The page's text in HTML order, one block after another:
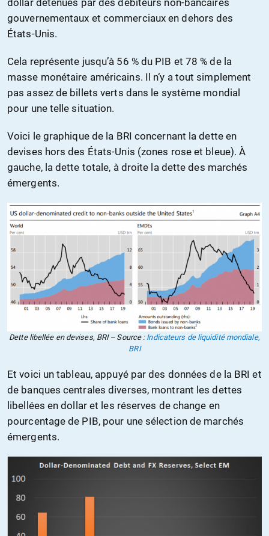
dollar détenues par des débiteurs non-bancaires
gouvernementaux et commerciaux en dehors des
États-Unis.
Cela représente jusqu’à 56 % du PIB et 78 % de la
masse monétaire américains. Il n‘y a tout simplement
pas assez de billets verts dans le système mondial
pour une telle situation.
Voici le graphique de la BRI concernant la dette en
devises hors des États-Unis (zones rose et bleue). À
gauche, la dette totale, à droite la dette des marchés
émergents.
Dette libellée en devises, BRI – Source : Indicateurs de liquidité mondiale,
BRI
Et voici un tableau, appuyé par des données de la BRI et
de banques centrales diverses, montrant les dettes
libellées en dollar et les réserves de change en
pourcentage de PIB, pour une sélection de marchés
émergents.